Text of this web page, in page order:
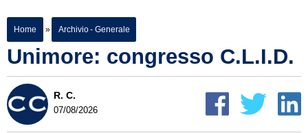
Home » Archivio - Generale
Unimore: congresso C.L.I.D.
R. C.
07/08/2026